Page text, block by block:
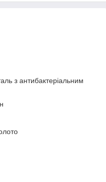
з антибактеріальним